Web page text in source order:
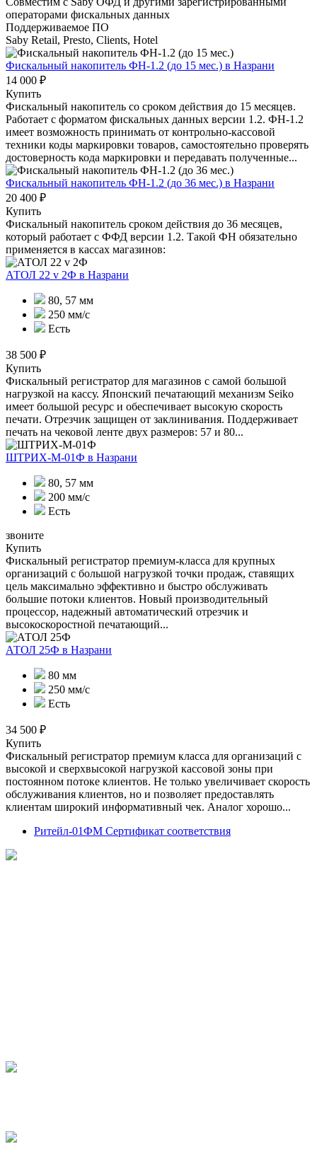
операторами фискальных данных
Поддерживаемое ПО
Saby Retail, Presto, Clients, Hotel
Фискальный накопитель ФН-1.2 (до 15 мес.) в Назрани
14 000 ₽
Купить
Фискальный накопитель cо сроком действия до 15 месяцев.
Работает с форматом фискальных данных версии 1.2. ФН-1.2
имеет возможность принимать от контрольно-кассовой
техники коды маркировки товаров, самостоятельно проверять
достоверность кода маркировки и передавать полученные...
Фискальный накопитель ФН-1.2 (до 36 мес.) в Назрани
20 400 ₽
Купить
Фискальный накопитель сроком действия до 36 месяцев,
который работает с ФФД версии 1.2. Такой ФН обязательно
применяется в кассах магазинов:
АТОЛ 22 v 2Ф в Назрани
80, 57 мм
250 мм/с
Есть
38 500 ₽
Купить
Фискальный регистратор для магазинов с самой большой
нагрузкой на кассу. Японский печатающий механизм Seiko
имеет большой ресурс и обеспечивает высокую скорость
печати. Отрезчик защищен от заклинивания. Поддерживает
печать на чековой ленте двух размеров: 57 и 80...
ШТРИХ-М-01Ф в Назрани
80, 57 мм
200 мм/с
Есть
звоните
Купить
Фискальный регистратор премиум-класса для крупных
организаций с большой нагрузкой точки продаж, ставящих
цель максимально эффективно и быстро обслуживать
большие потоки клиентов. Новый производительный
процессор, надежный автоматический отрезчик и
высокоскоростной печатающий...
АТОЛ 25Ф в Назрани
80 мм
250 мм/с
Есть
34 500 ₽
Купить
Фискальный регистратор премиум класса для организаций с
высокой и сверхвысокой нагрузкой кассовой зоны при
постоянном потоке клиентов. Не только увеличивает скорость
обслуживания клиентов, но и позволяет предоставлять
клиентам широкий информативный чек. Аналог хорошо...
Ритейл-01ФМ Сертификат соответствия